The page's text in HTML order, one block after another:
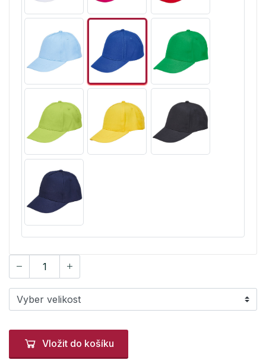
Vložit do košíku